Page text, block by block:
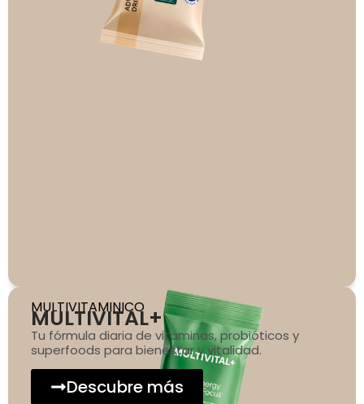
MULTIVITAMINICO
MULTIVITAL+
Tu fórmula diaria de vitaminas, probióticos y
superfoods para bienestar y vitalidad.
Descubre más